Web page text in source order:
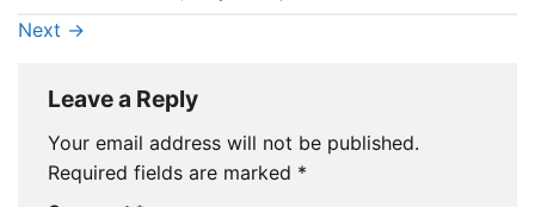
Next →
Leave a Reply
Your email address will not be published.
Required fields are marked *